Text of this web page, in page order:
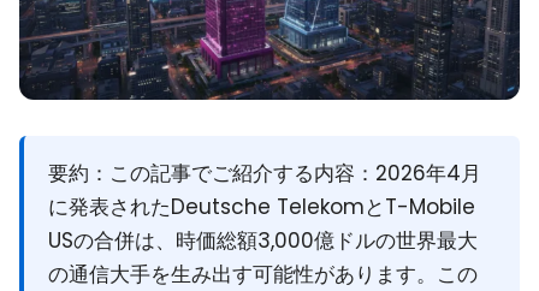
要約： この記事でご紹介する内容：2026年4月
に発表されたDeutsche TelekomとT-Mobile
USの合併は、時価総額3,000億ドルの世界最大
の通信大手を生み出す可能性があります。この